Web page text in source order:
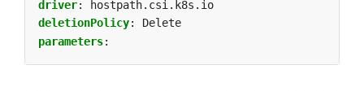
driver:
hostpath.csi.k8s.io
deletionPolicy:
Delete
parameters: